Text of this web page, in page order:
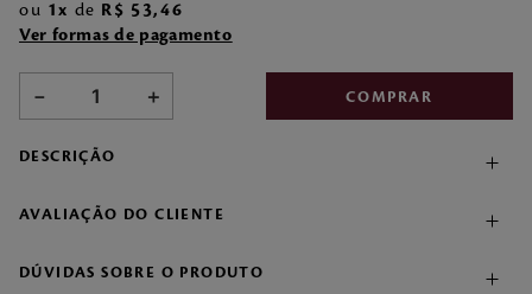
ou 1 de R$ 53,46
Ver formas de pagamento
＋
－ COMPRAR
DESCRIÇÃO
AVALIAÇÃO DO CLIENTE
DÚVIDAS SOBRE O PRODUTO